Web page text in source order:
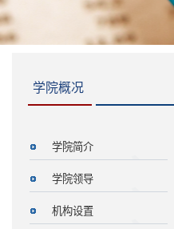
学院概况
学院简介
学院领导
机构设置